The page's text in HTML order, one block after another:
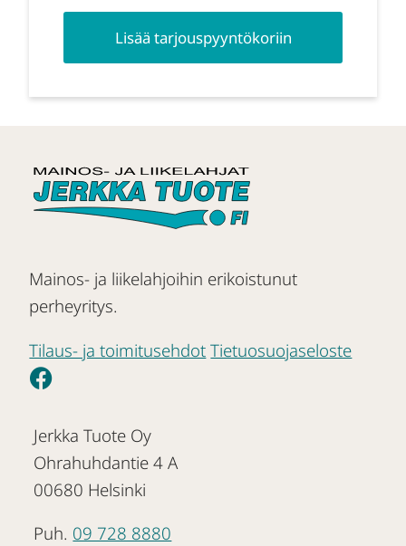
Lisää tarjouspyyntökoriin
Mainos- ja liikelahjoihin erikoistunut
perheyritys.
Tilaus- ja toimitusehdot Tietuosuojaseloste
Jerkka Tuote Oy
Ohrahuhdantie 4 A
00680 Helsinki
Puh. 09 728 8880